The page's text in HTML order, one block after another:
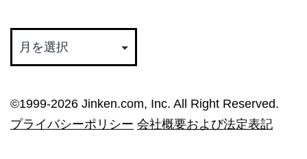
カ
ブ
©︎1999-2026 Jinken.com, Inc. All Right Reserved.
プライバシーポリシー 会社概要および法定表記